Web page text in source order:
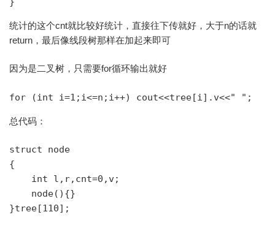
统计的这个cnt就比较好统计，直接往下传就好，大于n的话就
return，最后像线段树那样在加起来即可
因为是二叉树，只需要for循环输出就好
总代码：
struct node
{
    int l,r,cnt=0,v;
    node(){}
}tree[110];